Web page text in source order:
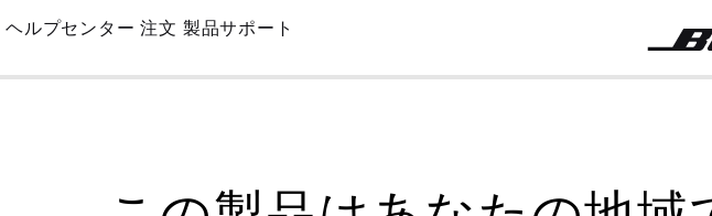
Skip
Main
ヘルプセンター 注文 製品サポート